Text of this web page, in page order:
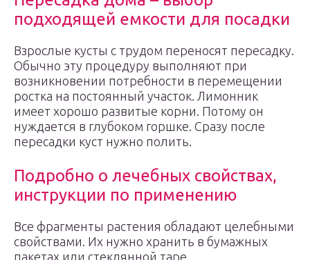
подходящей емкости для посадки
Взрослые кусты с трудом переносят пересадку.
Обычно эту процедуру выполняют при
возникновении потребности в перемещении
ростка на постоянный участок. Лимонник
имеет хорошо развитые корни. Потому он
нуждается в глубоком горшке. Сразу после
пересадки куст нужно полить.
Подробно о лечебных свойствах,
инструкции по применению
Все фрагменты растения обладают целебными
свойствами. Их нужно хранить в бумажных
пакетах или стеклянной таре.